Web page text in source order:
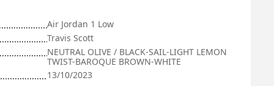
Air Jordan 1 Low
Travis Scott
NEUTRAL OLIVE / BLACK-SAIL-LIGHT LEMON
TWIST-BAROQUE BROWN-WHITE
13/10/2023